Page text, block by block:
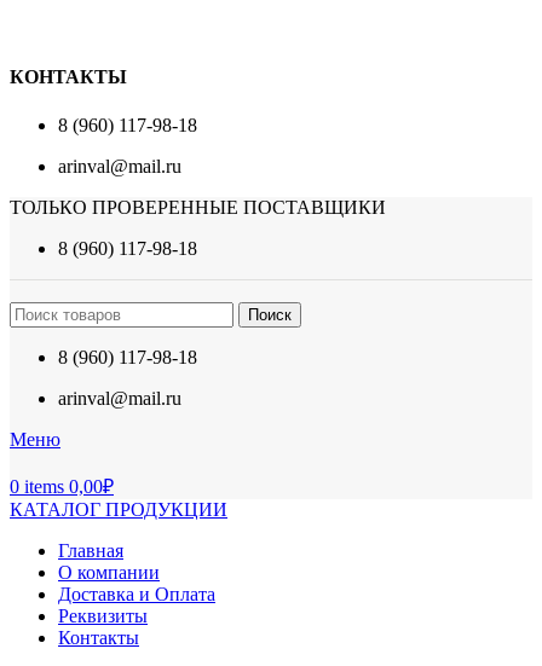
КОНТАКТЫ
8 (960) 117-98-18
arinval@mail.ru
ТОЛЬКО ПРОВЕРЕННЫЕ ПОСТАВЩИКИ
8 (960) 117-98-18
Поиск
8 (960) 117-98-18
arinval@mail.ru
Меню
0 items 0,00₽
КАТАЛОГ ПРОДУКЦИИ
Главная
О компании
Доставка и Оплата
Реквизиты
Контакты